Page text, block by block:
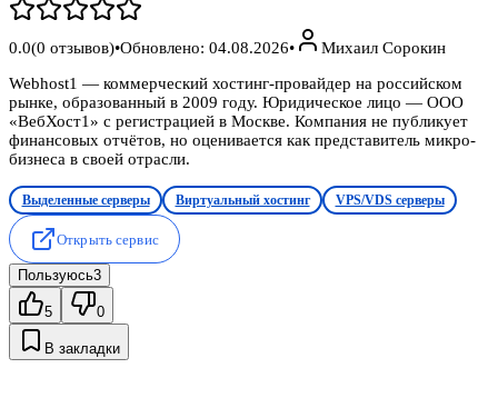
0.0(0 отзывов)•Обновлено: 04.08.2026•
Михаил Сорокин
Webhost1 — коммерческий хостинг-провайдер на российском
рынке, образованный в 2009 году. Юридическое лицо — ООО
«ВебХост1» с регистрацией в Москве. Компания не публикует
финансовых отчётов, но оценивается как представитель микро-
бизнеса в своей отрасли.
Выделенные серверы Виртуальный хостинг VPS/VDS серверы
Открыть сервис
Пользуюсь3
5 0
В закладки